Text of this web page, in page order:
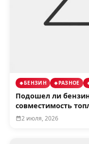
БЕНЗИН РАЗНОЕ
Подошел ли
совместимость
2 июля, 2026